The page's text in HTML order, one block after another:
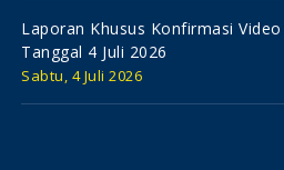
Laporan Khusus Konfirmasi
Tanggal 4 Juli 2026
Sabtu, 4 Juli 2026